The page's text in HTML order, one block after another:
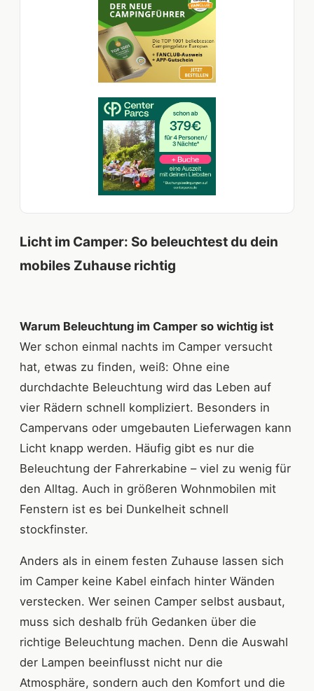
Licht im Camper: So beleuchtest du dein
mobiles Zuhause richtig
Warum Beleuchtung im Camper so wichtig ist
Wer schon einmal nachts im Camper versucht
hat, etwas zu finden, weiß: Ohne eine
durchdachte Beleuchtung wird das Leben auf
vier Rädern schnell kompliziert. Besonders in
Campervans oder umgebauten Lieferwagen kann
Licht knapp werden. Häufig gibt es nur die
Beleuchtung der Fahrerkabine – viel zu wenig für
den Alltag. Auch in größeren Wohnmobilen mit
Fenstern ist es bei Dunkelheit schnell
stockfinster.
Anders als in einem festen Zuhause lassen sich
im Camper keine Kabel einfach hinter Wänden
verstecken. Wer seinen Camper selbst ausbaut,
muss sich deshalb früh Gedanken über die
richtige Beleuchtung machen. Denn die Auswahl
der Lampen beeinflusst nicht nur die
Atmosphäre, sondern auch den Komfort und die